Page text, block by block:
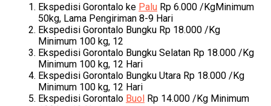
Ekspedisi Gorontalo ke Palu Rp 6.000 /KgMinimum
50kg, Lama Pengiriman 8-9 Hari
Ekspedisi Gorontalo Bungku Rp 18.000 /Kg
Minimum 100 kg, 12
Ekspedisi Gorontalo Bungku Selatan Rp 18.000 /Kg
Minimum 100 kg, 12 Hari
Ekspedisi Gorontalo Bungku Utara Rp 18.000 /Kg
Minimum 100 kg, 12 Hari
Ekspedisi Gorontalo Buol Rp 14.000 /Kg Minimum